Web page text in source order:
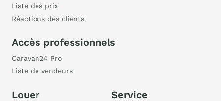
Liste des prix
Réactions des clients
Accès professionnels
Caravan24 Pro
Liste de vendeurs
Louer Service